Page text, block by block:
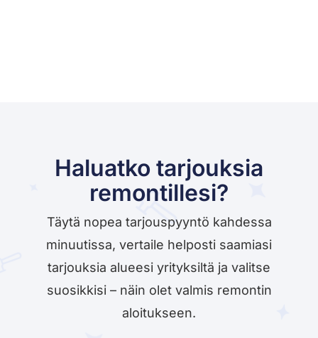
Haluatko tarjouksia
remontillesi?
Täytä nopea tarjouspyyntö kahdessa
minuutissa, vertaile helposti saamiasi
tarjouksia alueesi yrityksiltä ja valitse
suosikkisi – näin olet valmis remontin
aloitukseen.